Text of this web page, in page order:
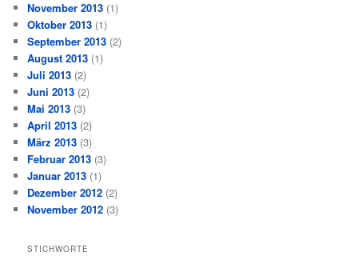
November 2013 (1)
Oktober 2013 (1)
September 2013 (2)
August 2013 (1)
Juli 2013 (2)
Juni 2013 (2)
Mai 2013 (3)
April 2013 (2)
März 2013 (3)
Februar 2013 (3)
Januar 2013 (1)
Dezember 2012 (2)
November 2012 (3)
STICHWORTE